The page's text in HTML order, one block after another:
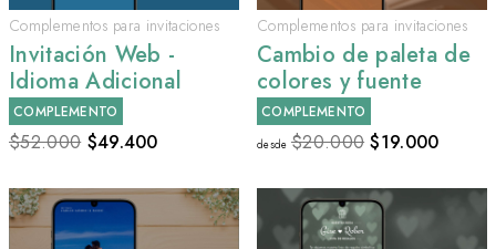
Complementos para invitaciones
Invitación Web -
Idioma Adicional
COMPLEMENTO
$52.000$49.400
Complementos para invitaciones
Cambio de paleta de
colores y fuente
COMPLEMENTO
desde $20.000$19.000